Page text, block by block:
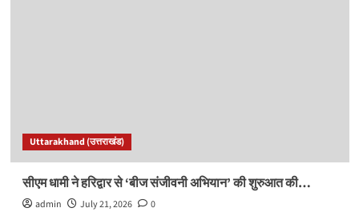
Uttarakhand (उत्तराखंड)
सीएम धामी ने हरिद्वार से ‘बीज संजीवनी अभियान’ की शुरुआत की…
admin July 21, 2026
0